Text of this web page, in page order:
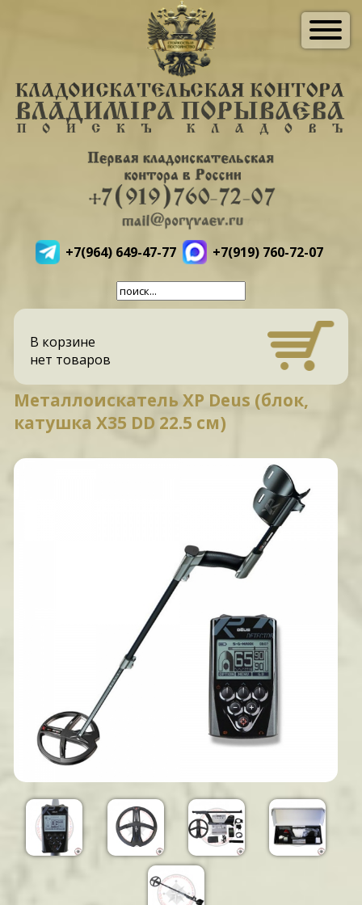
+7(964) 649-47-77 +7(919) 760-72-07
В корзине
нет товаров
Металлоискатель XP Deus (блок,
катушка X35 DD 22.5 см)